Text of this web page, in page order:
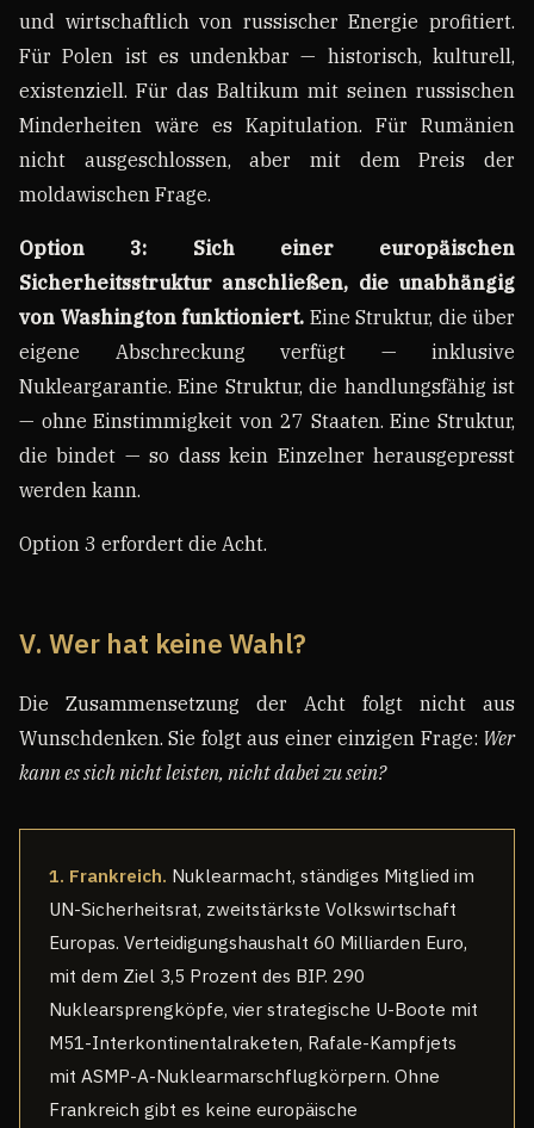
und wirtschaftlich von russischer Energie profitiert.
Für Polen ist es undenkbar — historisch, kulturell,
existenziell. Für das Baltikum mit seinen russischen
Minderheiten wäre es Kapitulation. Für Rumänien
nicht ausgeschlossen, aber mit dem Preis der
moldawischen Frage.
Option 3: Sich einer europäischen
Sicherheitsstruktur anschließen, die unabhängig
von Washington funktioniert. Eine Struktur, die über
eigene Abschreckung verfügt — inklusive
Nukleargarantie. Eine Struktur, die handlungsfähig ist
— ohne Einstimmigkeit von 27 Staaten. Eine Struktur,
die bindet — so dass kein Einzelner herausgepresst
werden kann.
Option 3 erfordert die Acht.
V. Wer hat keine Wahl?
Die Zusammensetzung der Acht folgt nicht aus
Wunschdenken. Sie folgt aus einer einzigen Frage: Wer
kann es sich nicht leisten, nicht dabei zu sein?
1. Frankreich. Nuklearmacht, ständiges Mitglied im
UN-Sicherheitsrat, zweitstärkste Volkswirtschaft
Europas. Verteidigungshaushalt 60 Milliarden Euro,
mit dem Ziel 3,5 Prozent des BIP. 290
Nuklearsprengköpfe, vier strategische U-Boote mit
M51-Interkontinentalraketen, Rafale-Kampfjets
mit ASMP-A-Nuklearmarschflugkörpern. Ohne
Frankreich gibt es keine europäische